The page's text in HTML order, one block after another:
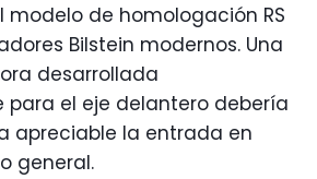
modelo de homologación RS
Bilstein modernos. Una
desarrollada
el eje delantero debería
apreciable la entrada en
general.